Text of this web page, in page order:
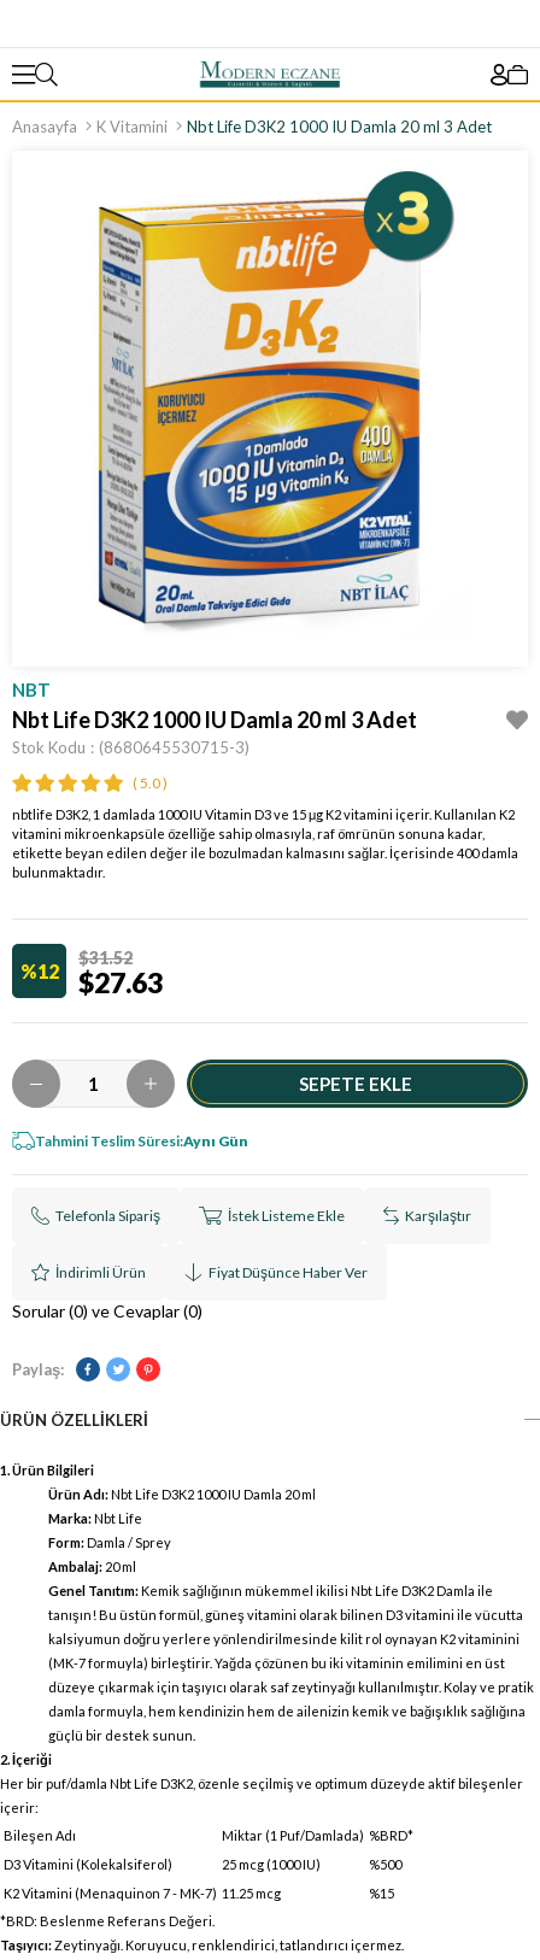
Anasayfa K Vitamini Nbt Life D3K2 1000 IU Damla 20 ml 3 Adet
NBT
Nbt Life D3K2 1000 IU Damla 20 ml 3 Adet
Stok Kodu (8680645530715-3)
5.0
nbtlife D3K2, 1 damlada 1000 IU Vitamin D3 ve 15 μg K2 vitamini içerir. Kullanılan K2
vitamini mikroenkapsüle özelliğe sahip olmasıyla, raf ömrünün sonuna kadar,
etikette beyan edilen değer ile bozulmadan kalmasını sağlar. İçerisinde 400 damla
bulunmaktadır.
12
$31.52
$27.63
Tahmini Teslim Süresi:Aynı Gün
Telefonla Sipariş İstek Listeme Ekle Karşılaştır
İndirimli Ürün Fiyat Düşünce Haber Ver
Sorular (0) ve Cevaplar (0)
Paylaş:
ÜRÜN ÖZELLIKLERI
1. Ürün Bilgileri
Ürün Adı:Nbt Life D3K2 1000 IU Damla 20 ml
Marka:Nbt Life
Form:Damla / Sprey
Ambalaj: 20 ml
Genel Tanıtım:Kemik sağlığının mükemmel ikilisi Nbt Life D3K2 Damla ile
tanışın! Bu üstün formül, güneş vitamini olarak bilinen D3 vitamini ile vücutta
kalsiyumun doğru yerlere yönlendirilmesinde kilit rol oynayan K2 vitaminini
(MK-7 formuyla) birleştirir. Yağda çözünen bu iki vitaminin emilimini en üst
düzeye çıkarmak için taşıyıcı olarak saf zeytinyağı kullanılmıştır. Kolay ve pratik
damla formuyla, hem kendinizin hem de ailenizin kemik ve bağışıklık sağlığına
güçlü bir destek sunun.
2. İçeriği
Her bir puf/damla Nbt Life D3K2, özenle seçilmiş ve optimum düzeyde aktif bileşenler
içerir:
Bileşen Adı
Miktar (1 Puf/Damlada) %BRD*
D3 Vitamini (Kolekalsiferol)
25 mcg (1000 IU)
%500
K2 Vitamini (Menaquinon 7 - MK-7) 11.25 mcg
%15
*BRD: Beslenme Referans Değeri.
Taşıyıcı:Zeytinyağı. Koruyucu, renklendirici, tatlandırıcı içermez.